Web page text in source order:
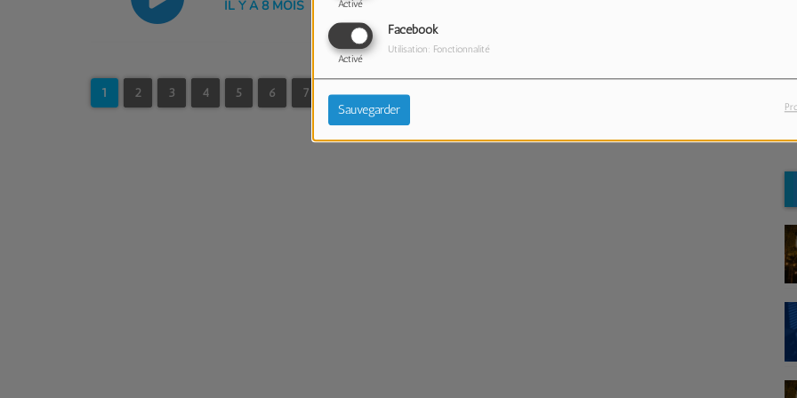
Activé
Facebook
Activé
Utilisation: Fonctionnalité
Sauvegarder
IL Y A 8 MOIS
1 2 3 4 5 6 7 8 9 >